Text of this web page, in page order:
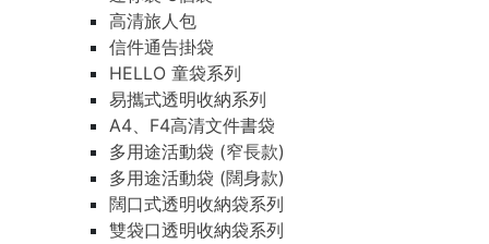
高清旅人包
信件通告掛袋
HELLO 童袋系列
易攜式透明收納系列
A4、F4高清文件書袋
多用途活動袋 (窄長款)
多用途活動袋 (闊身款)
闊口式透明收納袋系列
雙袋口透明收納袋系列